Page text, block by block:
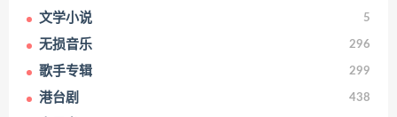
文学小说 5
无损音乐 296
歌手专辑 299
港台剧 438